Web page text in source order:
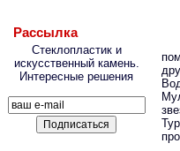
Рассылка
Стеклопластик и
искусственный камень.
Интересные решения